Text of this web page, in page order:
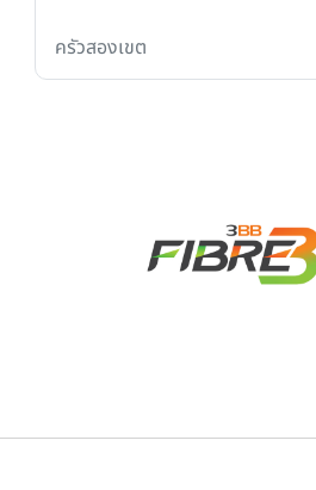
ครัวสองเขต